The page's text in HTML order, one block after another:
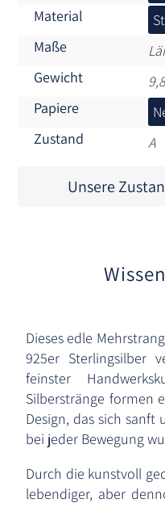
Material
Maße
Gewicht
Papiere
Zustand
A
Unsere
Dieses edle
925er Sterlingsilber
feinster
Silberstränge formen
Design, das sich sanft
bei jeder Bewegung
Durch die kunstvoll
lebendiger, aber